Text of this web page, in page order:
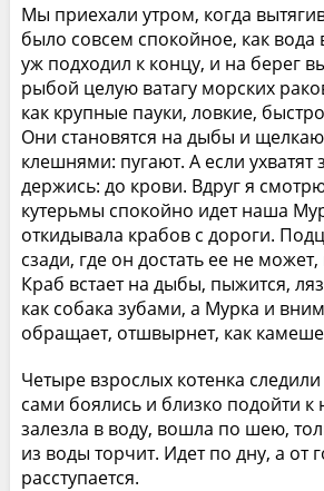
Мы приехали утром, когда
было совсем спокойное, как
уж подходил к концу, и на берег
рыбой целую ватагу морских
как крупные пауки, ловкие,
Они становятся на дыбы и
клешнями: пугают. А если ухватят
держись: до крови. Вдруг я
кутерьмы спокойно идет наша
откидывала крабов с дороги.
сзади, где он достать ее не
Краб встает на дыбы, пыжится,
как собака зубами, а Мурка и
обращает, отшвырнет, как
Четыре взрослых котенка
сами боялись и близко подойти к
залезла в воду, вошла по шею,
из воды торчит. Идет по дну, а от
расступается.